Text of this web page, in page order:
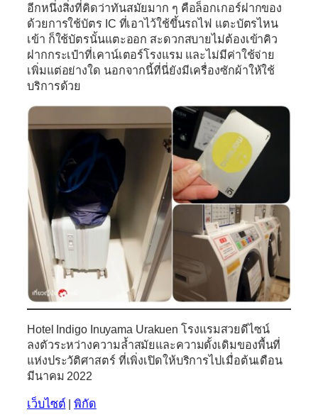
อีกหนึ่งสิ่งที่คิดว่าทันสมัยมาก ๆ คือล็อกเกอร์ฝากของ
ด้วยการใช้บัตร IC ที่เอาไว้ใช้ขึ้นรถไฟ แตะบัตรไหน
เข้า ก็ใช้บัตรนั้นแตะออก สะดวกสบายไม่ต้องเข้าคิว
ฝากกระเป๋าที่เคาน์เตอร์โรงแรม และไม่มีค่าใช้จ่าย
เพิ่มแต่อย่างใด นอกจากนี้ที่นี่ยังมีเครื่องซักผ้าให้ใช้
บริการด้วย
Hotel Indigo Inuyama Urakuen โรงแรมสวยดีไซน์
ลงตัวระหว่างความล้ำสมัยและความดั้งเดิมของพื้นที่
แห่งประวัติศาสตร์ ที่เพิ่งเปิดให้บริการไปเมื่อต้นเดือน
มีนาคม 2022
เว็บไซต์ |พิกัด